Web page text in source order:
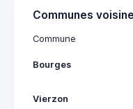
Communes
Commune
Bourges
Vierzon